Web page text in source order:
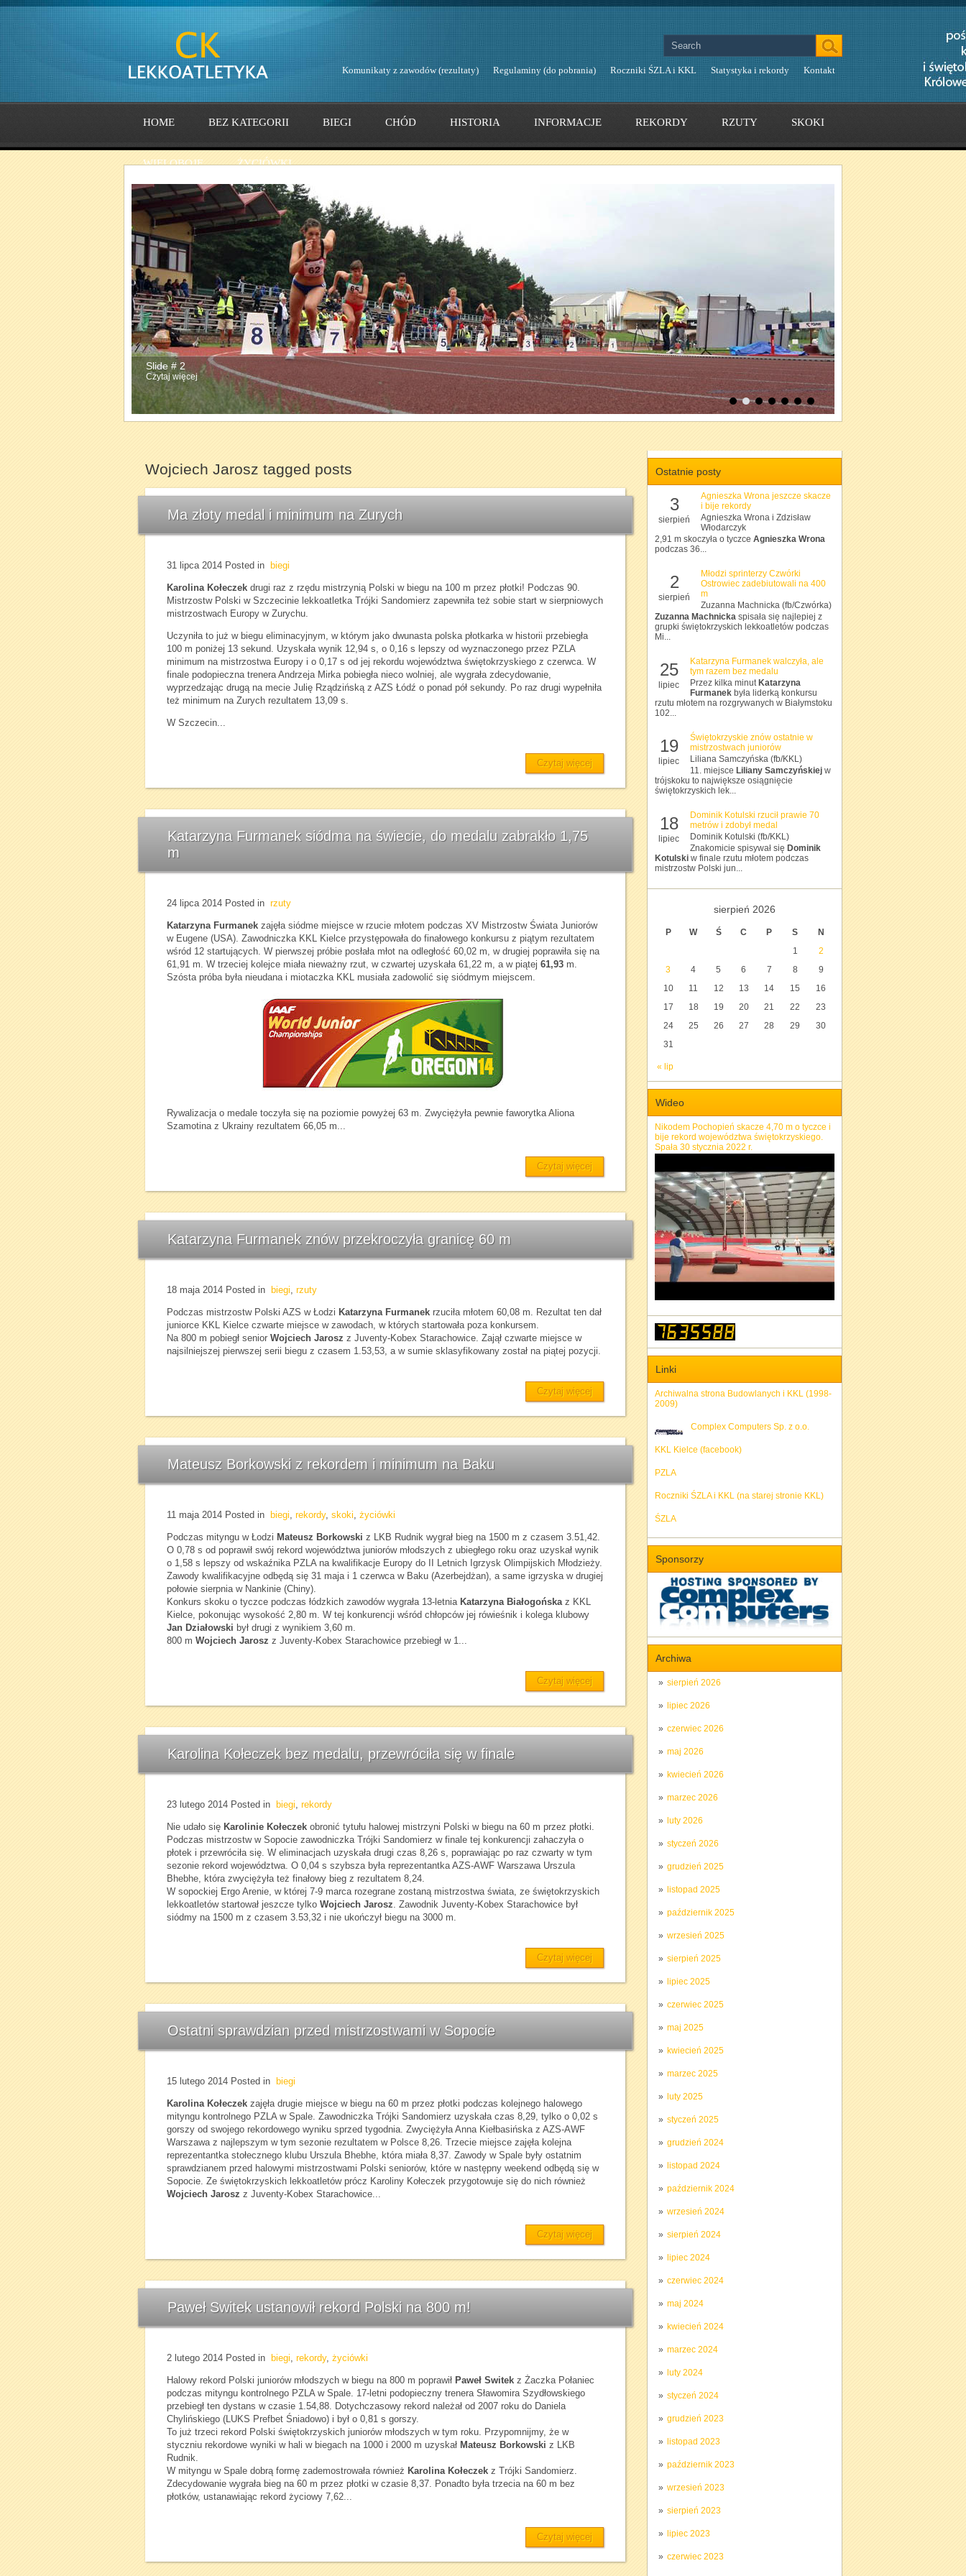
Komunikaty z zawodów (rezultaty) Regulaminy (do pobrania) Roczniki ŚZLA i KKL Statystyka i rekordy Kontakt
HOME BEZ KATEGORII BIEGI CHÓD HISTORIA INFORMACJE REKORDY RZUTY SKOKI
WIELOBOJE ŻYCIÓWKI
Slide # 2
Czytaj więcej
Slide # 3
Czytaj więcej
1 2 3 5 6 7
Ostatnie posty
3
sierpień
Agnieszka Wrona jeszcze skacze
i bije rekordy
Agnieszka Wrona i Zdzisław
Włodarczyk
2,91 m skoczyła o tyczce Agnieszka Wrona
podczas 36...
2
sierpień
Młodzi sprinterzy Czwórki
Ostrowiec zadebiutowali na 400
m
Zuzanna Machnicka (fb/Czwórka)
Zuzanna Machnicka spisała się najlepiej z
grupki świętokrzyskich lekkoatletów podczas
Mi...
25
lipiec
Katarzyna Furmanek walczyła, ale
tym razem bez medalu
Przez kilka minut Katarzyna
Furmanek była liderką konkursu
rzutu młotem na rozgrywanych w Białymstoku
102...
19
lipiec
Świętokrzyskie znów ostatnie w
mistrzostwach juniorów
Liliana Samczyńska (fb/KKL)
11. miejsce Liliany Samczyńskiej w
trójskoku to największe osiągnięcie
świętokrzyskich lek...
18
lipiec
Dominik Kotulski rzucił prawie 70
metrów i zdobył medal
Dominik Kotulski (fb/KKL)
Znakomicie spisywał się Dominik
Kotulski w finale rzutu młotem podczas
mistrzostw Polski jun...
sierpień 2026
P W Ś C P S N
« lip
1
2
3
4 5 6 7 8
9
10
11 12 13 14 15
16
17
18 19 20 21 22
23
24
25 26 27 28 29
30
31
Wideo
Nikodem Pochopień skacze 4,70 m o tyczce i
bije rekord województwa świętokrzyskiego.
Spała 30 stycznia 2022 r.
Linki
Archiwalna strona Budowlanych i KKL (1998-
2009)
Complex Computers Sp. z o.o.
KKL Kielce (facebook)
PZLA
Roczniki ŚZLA i KKL (na starej stronie KKL)
ŚZLA
Sponsorzy
Archiwa
sierpień 2026
lipiec 2026
czerwiec 2026
maj 2026
kwiecień 2026
marzec 2026
luty 2026
styczeń 2026
grudzień 2025
listopad 2025
październik 2025
wrzesień 2025
sierpień 2025
lipiec 2025
czerwiec 2025
maj 2025
kwiecień 2025
marzec 2025
luty 2025
styczeń 2025
grudzień 2024
listopad 2024
październik 2024
wrzesień 2024
sierpień 2024
lipiec 2024
czerwiec 2024
maj 2024
kwiecień 2024
marzec 2024
luty 2024
styczeń 2024
grudzień 2023
listopad 2023
październik 2023
wrzesień 2023
sierpień 2023
lipiec 2023
czerwiec 2023
Wojciech Jarosz tagged posts
Ma złoty medal i minimum na Zurych
31 lipca 2014 Posted in biegi
Karolina Kołeczek drugi raz z rzędu mistrzynią Polski w biegu na 100 m przez płotki! Podczas 90.
Mistrzostw Polski w Szczecinie lekkoatletka Trójki Sandomierz zapewniła też sobie start w sierpniowych
mistrzostwach Europy w Zurychu.
Uczyniła to już w biegu eliminacyjnym, w którym jako dwunasta polska płotkarka w historii przebiegła
100 m poniżej 13 sekund. Uzyskała wynik 12,94 s, o 0,16 s lepszy od wyznaczonego przez PZLA
minimum na mistrzostwa Europy i o 0,17 s od jej rekordu województwa świętokrzyskiego z czerwca. W
finale podopieczna trenera Andrzeja Mirka pobiegła nieco wolniej, ale wygrała zdecydowanie,
wyprzedzając drugą na mecie Julię Rządzińską z AZS Łódź o ponad pół sekundy. Po raz drugi wypełniła
też minimum na Zurych rezultatem 13,09 s.
W Szczecin...
Czytaj więcej
Katarzyna Furmanek siódma na świecie, do medalu zabrakło 1,75
m
24 lipca 2014 Posted in rzuty
Katarzyna Furmanek zajęła siódme miejsce w rzucie młotem podczas XV Mistrzostw Świata Juniorów
w Eugene (USA). Zawodniczka KKL Kielce przystępowała do finałowego konkursu z piątym rezultatem
wśród 12 startujących. W pierwszej próbie posłała młot na odległość 60,02 m, w drugiej poprawiła się na
61,91 m. W trzeciej kolejce miała nieważny rzut, w czwartej uzyskała 61,22 m, a w piątej 61,93 m.
Szósta próba była nieudana i miotaczka KKL musiała zadowolić się siódmym miejscem.
Rywalizacja o medale toczyła się na poziomie powyżej 63 m. Zwyciężyła pewnie faworytka Aliona
Szamotina z Ukrainy rezultatem 66,05 m...
Czytaj więcej
Katarzyna Furmanek znów przekroczyła granicę 60 m
18 maja 2014 Posted in biegi, rzuty
Podczas mistrzostw Polski AZS w Łodzi Katarzyna Furmanek rzuciła młotem 60,08 m. Rezultat ten dał
juniorce KKL Kielce czwarte miejsce w zawodach, w których startowała poza konkursem.
Na 800 m pobiegł senior Wojciech Jarosz z Juventy-Kobex Starachowice. Zajął czwarte miejsce w
najsilniejszej pierwszej serii biegu z czasem 1.53,53, a w sumie sklasyfikowany został na piątej pozycji.
Czytaj więcej
Mateusz Borkowski z rekordem i minimum na Baku
11 maja 2014 Posted in biegi, rekordy, skoki, życiówki
Podczas mityngu w Łodzi Mateusz Borkowski z LKB Rudnik wygrał bieg na 1500 m z czasem 3.51,42.
O 0,78 s od poprawił swój rekord województwa juniorów młodszych z ubiegłego roku oraz uzyskał wynik
o 1,58 s lepszy od wskaźnika PZLA na kwalifikacje Europy do II Letnich Igrzysk Olimpijskich Młodzieży.
Zawody kwalifikacyjne odbędą się 31 maja i 1 czerwca w Baku (Azerbejdżan), a same igrzyska w drugiej
połowie sierpnia w Nankinie (Chiny).
Konkurs skoku o tyczce podczas łódzkich zawodów wygrała 13-letnia Katarzyna Białogońskaz KKL
Kielce, pokonując wysokość 2,80 m. W tej konkurencji wśród chłopców jej rówieśnik i kolega klubowy
Jan Działowski był drugi z wynikiem 3,60 m.
800 m Wojciech Jarosz z Juventy-Kobex Starachowice przebiegł w 1...
Czytaj więcej
Karolina Kołeczek bez medalu, przewróciła się w finale
23 lutego 2014 Posted in biegi, rekordy
Nie udało się Karolinie Kołeczek obronić tytułu halowej mistrzyni Polski w biegu na 60 m przez płotki.
Podczas mistrzostw w Sopocie zawodniczka Trójki Sandomierz w finale tej konkurencji zahaczyła o
płotek i przewróciła się. W eliminacjach uzyskała drugi czas 8,26 s, poprawiając po raz czwarty w tym
sezonie rekord województwa. O 0,04 s szybsza była reprezentantka AZS-AWF Warszawa Urszula
Bhebhe, która zwyciężyła też finałowy bieg z rezultatem 8,24.
W sopockiej Ergo Arenie, w której 7-9 marca rozegrane zostaną mistrzostwa świata, ze świętokrzyskich
lekkoatletów startował jeszcze tylko Wojciech Jarosz. Zawodnik Juventy-Kobex Starachowice był
siódmy na 1500 m z czasem 3.53,32 i nie ukończył biegu na 3000 m.
Czytaj więcej
Ostatni sprawdzian przed mistrzostwami w Sopocie
15 lutego 2014 Posted in biegi
Karolina Kołeczek zajęła drugie miejsce w biegu na 60 m przez płotki podczas kolejnego halowego
mityngu kontrolnego PZLA w Spale. Zawodniczka Trójki Sandomierz uzyskała czas 8,29, tylko o 0,02 s
gorszy od swojego rekordowego wyniku sprzed tygodnia. Zwyciężyła Anna Kiełbasińska z AZS-AWF
Warszawa z najlepszym w tym sezonie rezultatem w Polsce 8,26. Trzecie miejsce zajęła kolejna
reprezentantka stołecznego klubu Urszula Bhebhe, która miała 8,37. Zawody w Spale były ostatnim
sprawdzianem przed halowymi mistrzostwami Polski seniorów, które w następny weekend odbędą się w
Sopocie. Ze świętokrzyskich lekkoatletów prócz Karoliny Kołeczek przygotowuje się do nich również
Wojciech Jarosz z Juventy-Kobex Starachowice...
Czytaj więcej
Paweł Switek ustanowił rekord Polski na 800 m!
2 lutego 2014 Posted in biegi, rekordy, życiówki
Halowy rekord Polski juniorów młodszych w biegu na 800 m poprawił Paweł Switek z Żaczka Połaniec
podczas mityngu kontrolnego PZLA w Spale. 17-letni podopieczny trenera Sławomira Szydłowskiego
przebiegł ten dystans w czasie 1.54,88. Dotychczasowy rekord należał od 2007 roku do Daniela
Chylińskiego (LUKS Prefbet Śniadowo) i był o 0,81 s gorszy.
To już trzeci rekord Polski świętokrzyskich juniorów młodszych w tym roku. Przypomnijmy, że w
styczniu rekordowe wyniki w hali w biegach na 1000 i 2000 m uzyskał Mateusz Borkowski z LKB
Rudnik.
W mityngu w Spale dobrą formę zademostrowała również Karolina Kołeczek z Trójki Sandomierz.
Zdecydowanie wygrała bieg na 60 m przez płotki w czasie 8,37. Ponadto była trzecia na 60 m bez
płotków, ustanawiając rekord życiowy 7,62...
Czytaj więcej